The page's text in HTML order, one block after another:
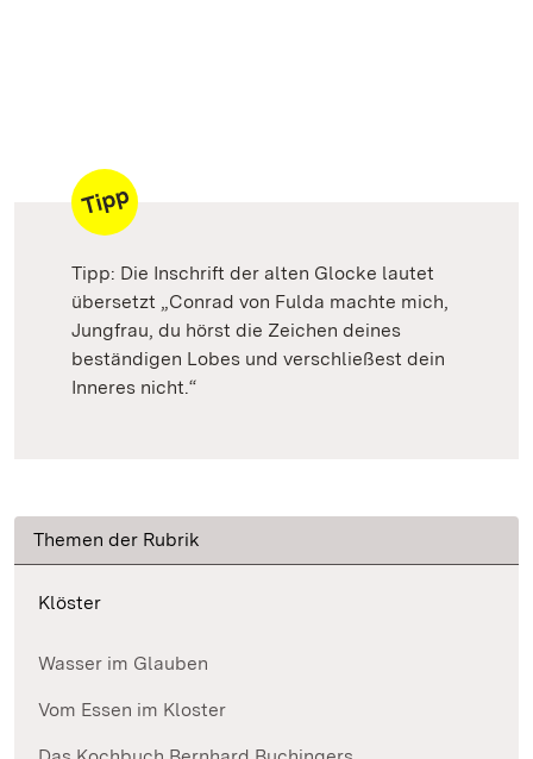
Tipp: Die Inschrift der alten Glocke lautet
übersetzt „Conrad von Fulda machte mich,
Jungfrau, du hörst die Zeichen deines
beständigen Lobes und verschließest dein
Inneres nicht.“
Themen der Rubrik
Klöster
Wasser im Glauben
Vom Essen im Kloster